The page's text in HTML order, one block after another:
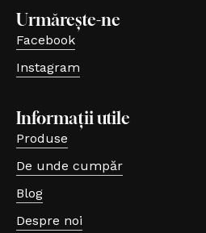
Urmărește-ne
Facebook
(se deschide într-o filă nouă,
Instagram
(se deschide într-o filă nouă,
Informații utile
Produse
De unde cumpăr
Blog
Despre noi